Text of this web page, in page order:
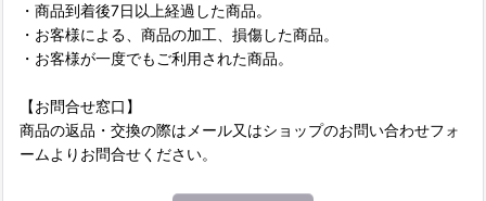
・商品到着後7日以上経過した商品。
・お客様による、商品の加工、損傷した商品。
・お客様が一度でもご利用された商品。
【お問合せ窓口】
商品の返品・交換の際はメール又はショップのお問い合わせフォ
ームよりお問合せください。